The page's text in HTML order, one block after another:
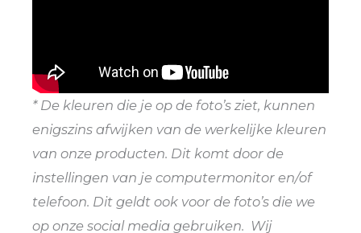
* De kleuren die je op de foto’s ziet, kunnen
enigszins afwijken van de werkelijke kleuren
van onze producten. Dit komt door de
instellingen van je computermonitor en/of
telefoon. Dit geldt ook voor de foto’s die we
op onze social media gebruiken. Wij